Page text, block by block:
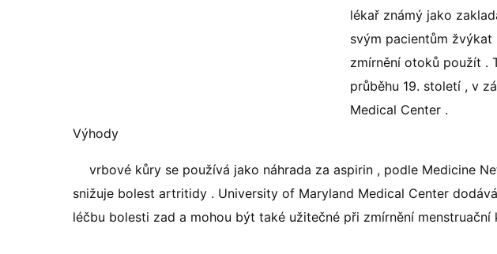
lékař známý jako
svým pacientům
zmírnění otoků použít .
průběhu 19. století , v
Medical Center .
Výhody
vrbové kůry se používá jako náhrada za aspirin , podle Medicine
snižuje bolest artritidy . University of Maryland Medical Center
léčbu bolesti zad a mohou být také užitečné při zmírnění menstruační